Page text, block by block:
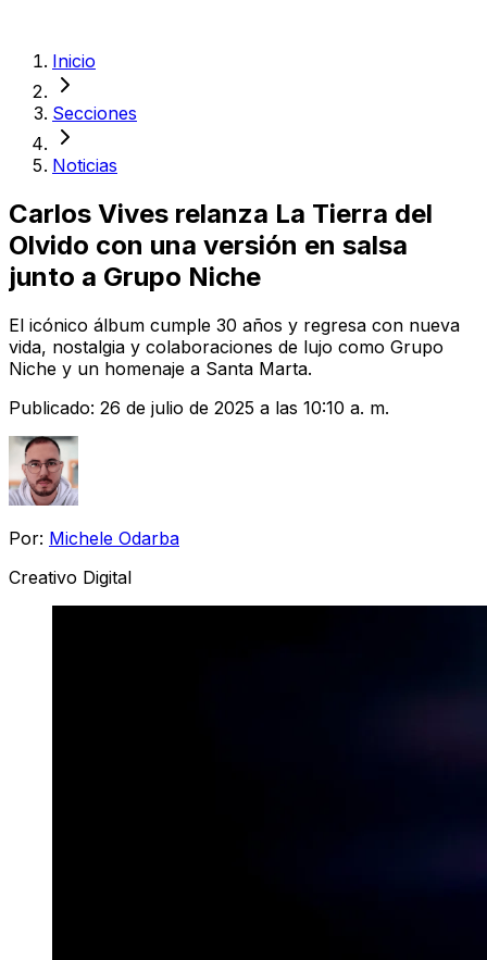
Inicio
Secciones
Noticias
Carlos Vives relanza La Tierra del
Olvido con una versión en salsa
junto a Grupo Niche
El icónico álbum cumple 30 años y regresa con nueva
vida, nostalgia y colaboraciones de lujo como Grupo
Niche y un homenaje a Santa Marta.
Publicado: 26 de julio de 2025 a las 10:10 a. m.
Por: Michele Odarba
Creativo Digital